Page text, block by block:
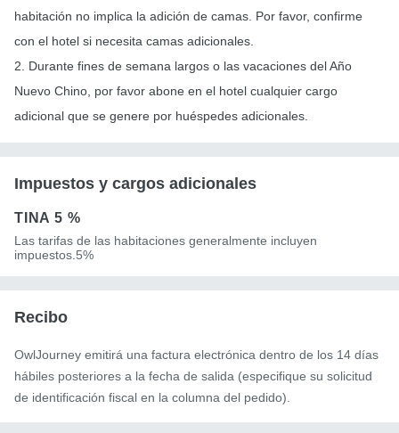
habitación no implica la adición de camas. Por favor, confirme
con el hotel si necesita camas adicionales.
2. Durante fines de semana largos o las vacaciones del Año
Nuevo Chino, por favor abone en el hotel cualquier cargo
adicional que se genere por huéspedes adicionales.
Impuestos y cargos adicionales
TINA 5 %
Las tarifas de las habitaciones generalmente incluyen
impuestos.5%
Recibo
OwlJourney emitirá una factura electrónica dentro de los 14 días
hábiles posteriores a la fecha de salida (especifique su solicitud
de identificación fiscal en la columna del pedido).